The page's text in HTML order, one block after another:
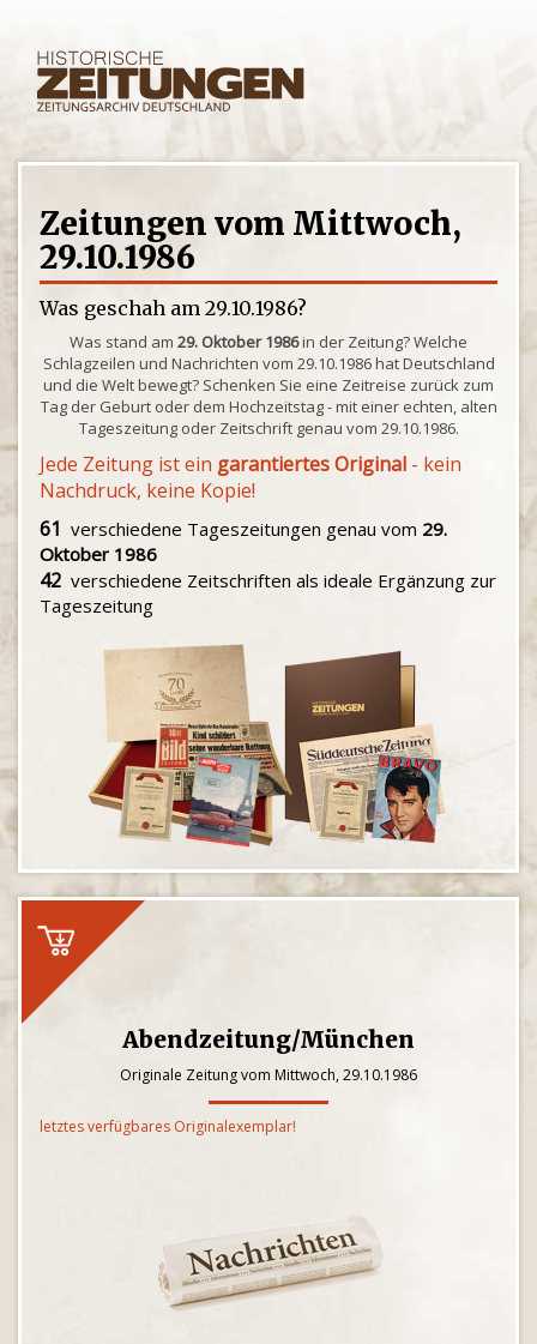
Zeitungen vom Mittwoch,
29.10.1986
Was geschah am 29.10.1986?
Was stand am 29. Oktober 1986in der Zeitung? Welche
Schlagzeilen und Nachrichten vom 29.10.1986 hat Deutschland
und die Welt bewegt? Schenken Sie eine Zeitreise zurück zum
Tag der Geburt oder dem Hochzeitstag - mit einer echten, alten
Tageszeitung oder Zeitschrift genau vom 29.10.1986.
Jede Zeitung ist ein garantiertes Original - kein
Nachdruck, keine Kopie!
61 verschiedene Tageszeitungen genau vom 29.
Oktober 1986
42 verschiedene Zeitschriften als ideale Ergänzung zur
Tageszeitung
Abendzeitung/München
Originale Zeitung vom Mittwoch, 29.10.1986
letztes verfügbares Originalexemplar!